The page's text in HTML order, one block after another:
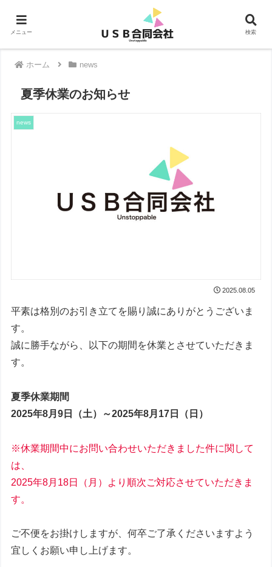
ホーム news
夏季休業のお知らせ
news
2025.08.05
平素は格別のお引き立てを賜り誠にありがとうございま
す。
誠に勝手ながら、以下の期間を休業とさせていただきま
す。
夏季休業期間
2025年8月9日（土）～2025年8月17日（日）
※休業期間中にお問い合わせいただきました件に関して
は、
2025年8月18日（月）より順次ご対応させていただきま
す。
ご不便をお掛けしますが、何卒ご了承くださいますよう
宜しくお願い申し上げます。
メニュー 検索